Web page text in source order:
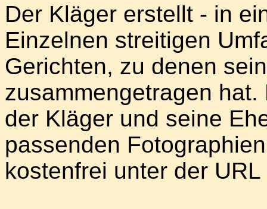
Der Kläger erstellt - in
Einzelnen streitigen
Gerichten, zu denen
zusammengetragen
der Kläger und seine
passenden
kostenfrei unter der